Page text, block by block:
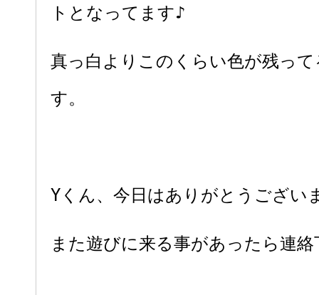
トとなってます♪
真っ白よりこのくらい色が残っ
す。
Yくん、今日はありがとうござい
また遊びに来る事があったら連